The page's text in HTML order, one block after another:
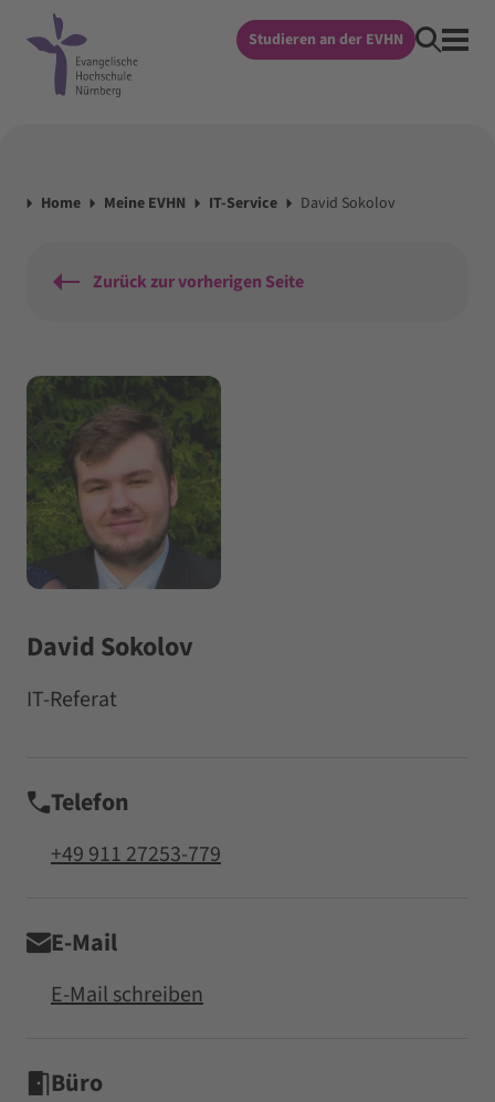
Studieren an der EVHN
Home Meine EVHN IT-Service David Sokolov
Zurück zur vorherigen Seite
David Sokolov
IT-Referat
Telefon
+49 911 27253-779
E-Mail
E-Mail schreiben
Büro